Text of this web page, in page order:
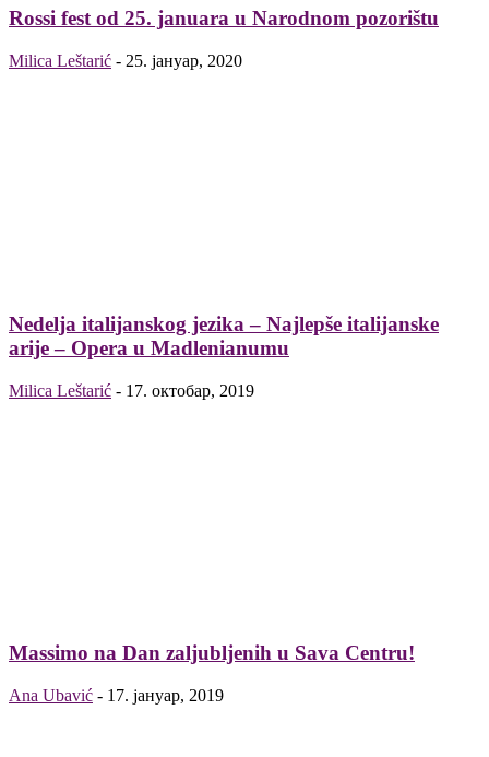
Rossi fest od 25. januara u Narodnom pozorištu
Milica Leštarić - 25. јануар, 2020
Nedelja italijanskog jezika – Najlepše italijanske
arije – Opera u Madlenianumu
Milica Leštarić - 17. октобар, 2019
Massimo na Dan zaljubljenih u Sava Centru!
Ana Ubavić - 17. јануар, 2019